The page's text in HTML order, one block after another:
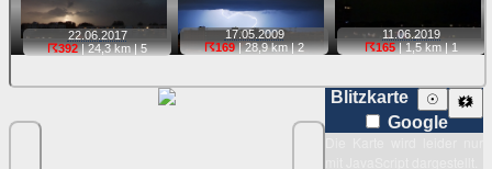
22.06. 2017
☈392| 24,3 km |5
17.05. 2009
☈169| 28,9 km |2
11.06.2019
☈165| 1,5 km |1
Blitzkarte 🗱
☉
Google